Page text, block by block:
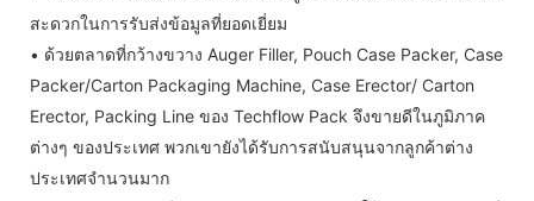
สะดวกในการรับส่งข้อมูลที่ยอดเยี่ยม
• ด้วยตลาดที่กว้างขวาง Auger Filler, Pouch Case Packer, Case
Packer/Carton Packaging Machine, Case Erector/ Carton
Erector, Packing Line ของ Techflow Pack จึงขายดีในภูมิภาค
ต่างๆ ของประเทศ พวกเขายังได้รับการสนับสนุนจากลูกค้าต่าง
ประเทศจำนวนมาก